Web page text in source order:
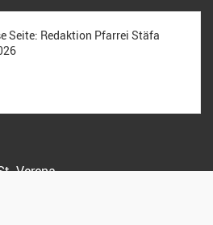
Verena
Seite: Redaktion Pfarrei Stäfa